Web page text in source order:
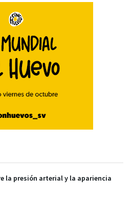
la presión arterial y la apariencia